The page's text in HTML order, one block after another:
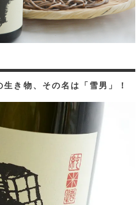
き物、その名は「雪男」！